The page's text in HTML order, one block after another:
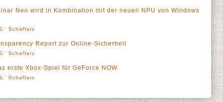
Neo wird in Kombination mit der neuen NPU von Windows
Schaffarz
Report zur Online-Sicherheit
Schaffarz
erste Xbox-Spiel für GeForce NOW
Schaffarz